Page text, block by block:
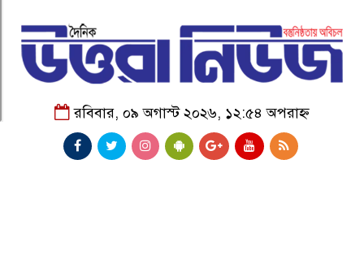
রবিবার, ০৯ অগাস্ট ২০২৬, ১২:৫৪ অপরাহ্ন